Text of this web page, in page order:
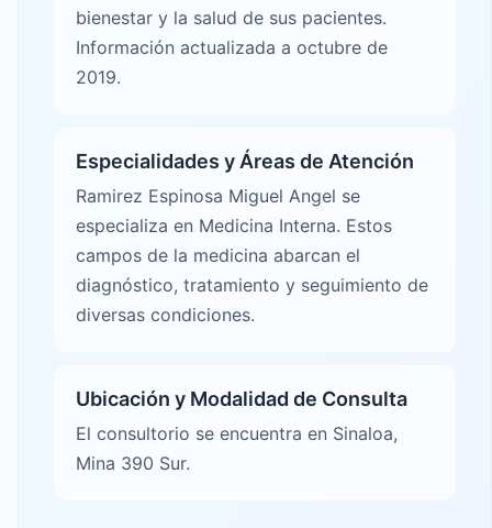
bienestar y la salud de sus pacientes.
Información actualizada a octubre de
2019.
Especialidades y Áreas de Atención
Ramirez Espinosa Miguel Angel se
especializa en Medicina Interna. Estos
campos de la medicina abarcan el
diagnóstico, tratamiento y seguimiento de
diversas condiciones.
Ubicación y Modalidad de Consulta
El consultorio se encuentra en Sinaloa,
Mina 390 Sur.